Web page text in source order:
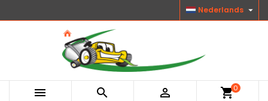
Nederlands 
   shopping_cart0